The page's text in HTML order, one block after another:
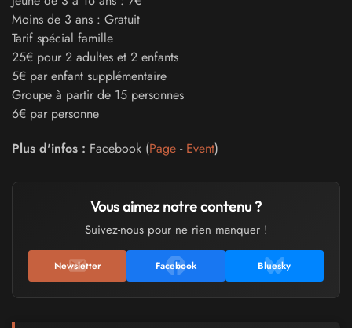
Moins de 3 ans : Gratuit
Tarif spécial famille
25€ pour 2 adultes et 2 enfants
5€ par enfant supplémentaire
Groupe à partir de 15 personnes
6€ par personne
Plus d'infos : Facebook (Page - Event)
Vous aimez notre contenu ?
Suivez-nous pour ne rien manquer !
Newsletter Facebook Bluesky